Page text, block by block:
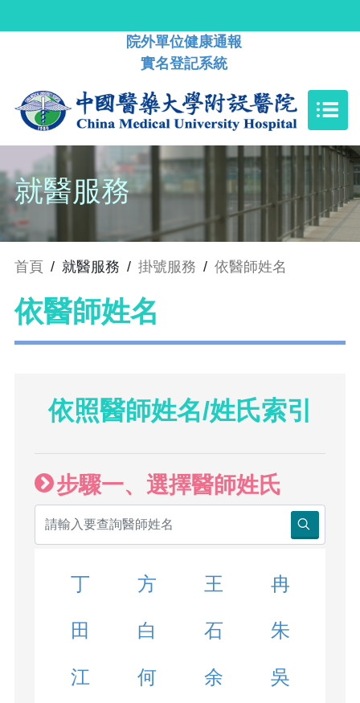
院外單位健康通報
實名登記系統
就醫服務
首頁 / 就醫服務 / 掛號服務 / 依醫師姓名
依醫師姓名
依照醫師姓名/姓氏索引
步驟一、選擇醫師姓氏
丁 方 王 冉
田 白 石 朱
江 何 余 吳